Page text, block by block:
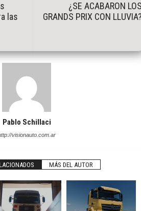
las
¿SE ACABARON
GRANDS PRIX CON
Pablo Schillaci
visionauto.com.ar
MÁS DEL AUTOR